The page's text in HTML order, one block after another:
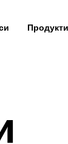
Продукти